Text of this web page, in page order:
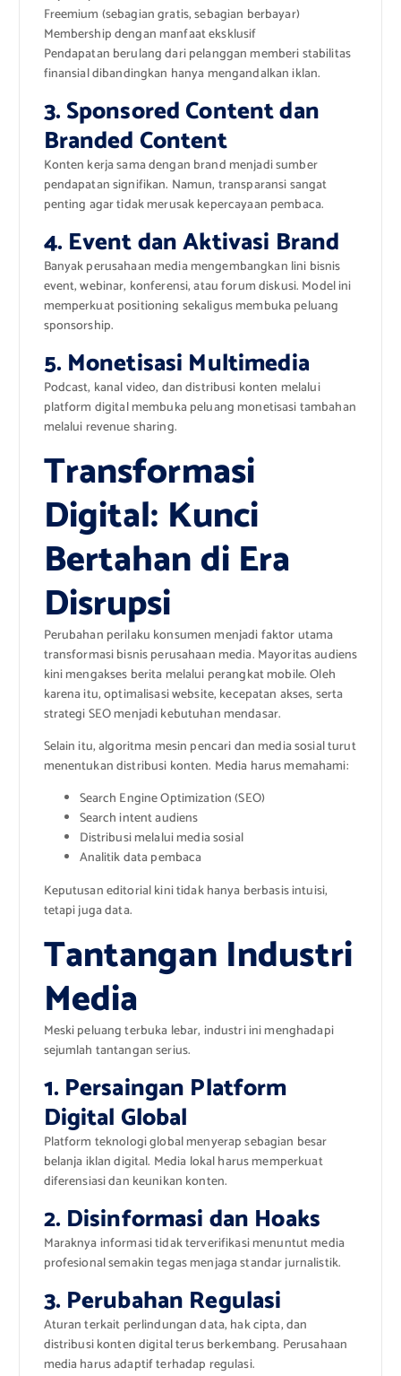
Freemium (sebagian gratis, sebagian berbayar)
Membership dengan manfaat eksklusif
Pendapatan berulang dari pelanggan memberi stabilitas
finansial dibandingkan hanya mengandalkan iklan.
3. Sponsored Content dan
Branded Content
Konten kerja sama dengan brand menjadi sumber
pendapatan signifikan. Namun, transparansi sangat
penting agar tidak merusak kepercayaan pembaca.
4. Event dan Aktivasi Brand
Banyak perusahaan media mengembangkan lini bisnis
event, webinar, konferensi, atau forum diskusi. Model ini
memperkuat positioning sekaligus membuka peluang
sponsorship.
5. Monetisasi Multimedia
Podcast, kanal video, dan distribusi konten melalui
platform digital membuka peluang monetisasi tambahan
melalui revenue sharing.
Transformasi
Digital: Kunci
Bertahan di Era
Disrupsi
Perubahan perilaku konsumen menjadi faktor utama
transformasi bisnis perusahaan media. Mayoritas audiens
kini mengakses berita melalui perangkat mobile. Oleh
karena itu, optimalisasi website, kecepatan akses, serta
strategi SEO menjadi kebutuhan mendasar.
Selain itu, algoritma mesin pencari dan media sosial turut
menentukan distribusi konten. Media harus memahami:
Search Engine Optimization (SEO)
Search intent audiens
Distribusi melalui media sosial
Analitik data pembaca
Keputusan editorial kini tidak hanya berbasis intuisi,
tetapi juga data.
Tantangan Industri
Media
Meski peluang terbuka lebar, industri ini menghadapi
sejumlah tantangan serius.
1. Persaingan Platform
Digital Global
Platform teknologi global menyerap sebagian besar
belanja iklan digital. Media lokal harus memperkuat
diferensiasi dan keunikan konten.
2. Disinformasi dan Hoaks
Maraknya informasi tidak terverifikasi menuntut media
profesional semakin tegas menjaga standar jurnalistik.
3. Perubahan Regulasi
Aturan terkait perlindungan data, hak cipta, dan
distribusi konten digital terus berkembang. Perusahaan
media harus adaptif terhadap regulasi.